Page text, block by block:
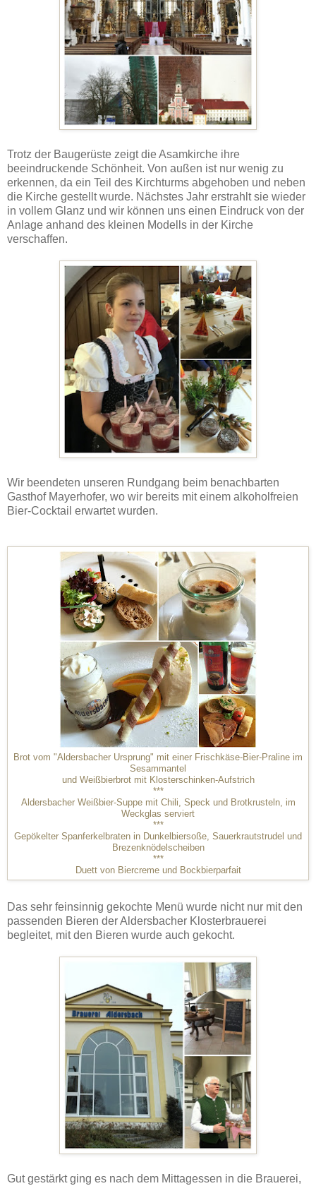
Trotz der Baugerüste zeigt die Asamkirche ihre
beeindruckende Schönheit. Von außen ist nur wenig zu
erkennen, da ein Teil des Kirchturms abgehoben und neben
die Kirche gestellt wurde. Nächstes Jahr erstrahlt sie wieder
in vollem Glanz und wir können uns einen Eindruck von der
Anlage anhand des kleinen Modells in der Kirche
verschaffen.
Wir beendeten unseren Rundgang beim benachbarten
Gasthof Mayerhofer, wo wir bereits mit einem alkoholfreien
Bier-Cocktail erwartet wurden.
Brot vom "Aldersbacher Ursprung" mit einer Frischkäse-Bier-Praline im
Sesammantel
und Weißbierbrot mit Klosterschinken-Aufstrich
***
Aldersbacher Weißbier-Suppe mit Chili, Speck und Brotkrusteln, im
Weckglas serviert
***
Gepökelter Spanferkelbraten in Dunkelbiersoße, Sauerkrautstrudel und
Brezenknödelscheiben
***
Duett von Biercreme und Bockbierparfait
Das sehr feinsinnig gekochte Menü wurde nicht nur mit den
passenden Bieren der Aldersbacher Klosterbrauerei
begleitet, mit den Bieren wurde auch gekocht.
Gut gestärkt ging es nach dem Mittagessen in die Brauerei,